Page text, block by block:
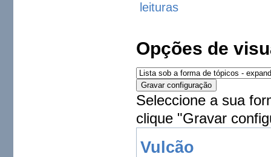
leituras
Opções de
Seleccione a sua
clique "Gravar
Vulcão